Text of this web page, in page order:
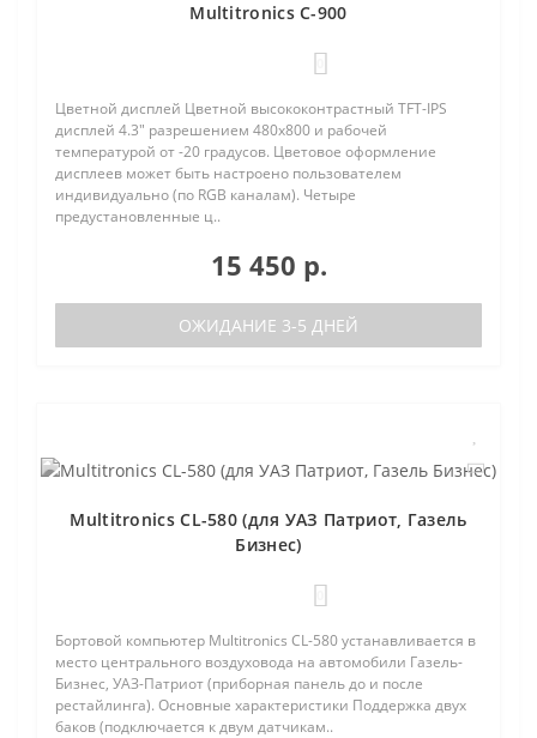
Multitronics C-900
Цветной дисплей Цветной высококонтрастный TFT-IPS
дисплей 4.3" разрешением 480х800 и рабочей
температурой от -20 градусов. Цветовое оформление
дисплеев может быть настроено пользователем
индивидуально (по RGB каналам). Четыре
предустановленные ц..
15 450 р.
ОЖИДАНИЕ 3-5 ДНЕЙ
Multitronics CL-580 (для УАЗ Патриот, Газель
Бизнес)
Бортовой компьютер Multitronics CL-580 устанавливается в
место центрального воздуховода на автомобили Газель-
Бизнес, УАЗ-Патриот (приборная панель до и после
рестайлинга). Основные характеристики Поддержка двух
баков (подключается к двум датчикам..